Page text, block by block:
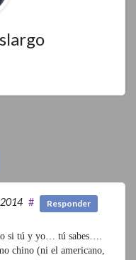
# Responder
si tú y yo… tú sabes….
chino (ni el americano,